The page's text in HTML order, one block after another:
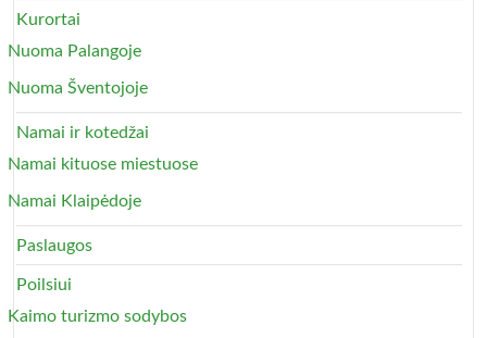
Kurortai
Nuoma Palangoje
Nuoma Šventojoje
Namai ir kotedžai
Namai kituose miestuose
Namai Klaipėdoje
Paslaugos
Poilsiui
Kaimo turizmo sodybos